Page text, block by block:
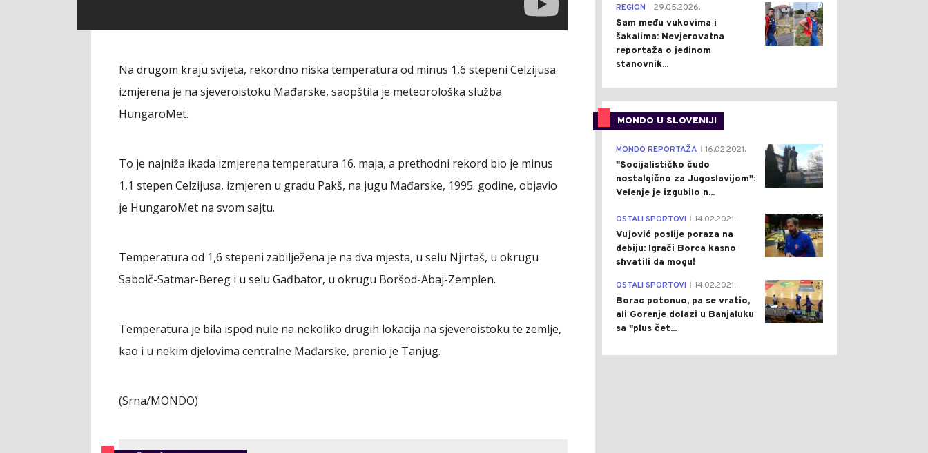
Na drugom kraju svijeta, rekordno niska temperatura od minus 1,6 stepeni Celzijusa
izmjerena je na sjeveroistoku Mađarske, saopštila je meteorološka služba
HungaroMet.
To je najniža ikada izmjerena temperatura 16. maja, a prethodni rekord bio je minus
1,1 stepen Celzijusa, izmjeren u gradu Pakš, na jugu Mađarske, 1995. godine, objavio
je HungaroMet na svom sajtu.
Temperatura od 1,6 stepeni zabilježena je na dva mjesta, u selu Njirtaš, u okrugu
Sabolč-Satmar-Bereg i u selu Gađbator, u okrugu Boršod-Abaj-Zemplen.
Temperatura je bila ispod nule na nekoliko drugih lokacija na sjeveroistoku te zemlje,
kao i u nekim djelovima centralne Mađarske, prenio je Tanjug.
(Srna/MONDO)
0
REGION 29.05.2026.
Sam među vukovima i
šakalima: Nevjerovatna
reportaža o jedinom
stanovnik...
MONDO U SLOVENIJI
4
MONDO REPORTAŽA 16.02.2021.
"Socijalističko čudo
nostalgično za Jugoslavijom":
Velenje je izgubilo n...
1
OSTALI SPORTOVI 14.02.2021.
Vujović poslije poraza na
debiju: Igrači Borca kasno
shvatili da mogu!
3
OSTALI SPORTOVI 14.02.2021.
Borac potonuo, pa se vratio,
ali Gorenje dolazi u Banjaluku
sa "plus čet...